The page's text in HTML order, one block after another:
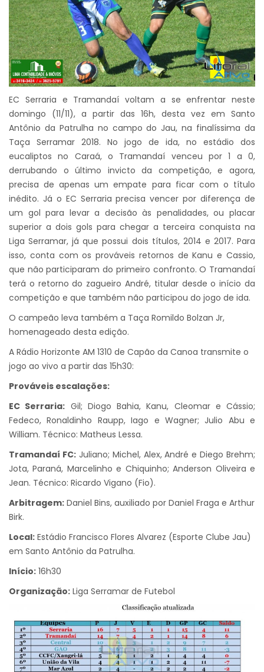
EC Serraria e Tramandaí voltam a se enfrentar neste
domingo (11/11), a partir das 16h, desta vez em Santo
Antônio da Patrulha no campo do Jau, na finalíssima da
Taça Serramar 2018. No jogo de ida, no estádio dos
eucaliptos no Caraá, o Tramandaí venceu por 1 a 0,
derrubando o último invicto da competição, e agora,
precisa de apenas um empate para ficar com o título
inédito. Já o EC Serraria precisa vencer por diferença de
um gol para levar a decisão às penalidades, ou placar
superior a dois gols para chegar a terceira conquista na
Liga Serramar, já que possui dois títulos, 2014 e 2017. Para
isso, conta com os prováveis retornos de Kanu e Cassio,
que não participaram do primeiro confronto. O Tramandaí
terá o retorno do zagueiro André, titular desde o início da
competição e que também não participou do jogo de ida.
O campeão leva também a Taça Romildo Bolzan Jr,
homenageado desta edição.
A Rádio Horizonte AM 1310 de Capão da Canoa transmite o
jogo ao vivo a partir das 15h30:
Prováveis escalações:
EC Serraria: Gil; Diogo Bahia, Kanu, Cleomar e Cássio;
Fedeco, Ronaldinho Raupp, Iago e Wagner; Julio Abu e
William. Técnico: Matheus Lessa.
Tramandaí FC:Juliano; Michel, Alex, André e Diego Brehm;
Jota, Paraná, Marcelinho e Chiquinho; Anderson Oliveira e
Jean. Técnico: Ricardo Vigano (Fio).
Arbitragem: Daniel Bins, auxiliado por Daniel Fraga e Arthur
Birk.
Local: Estádio Francisco Flores Alvarez (Esporte Clube Jau)
em Santo Antônio da Patrulha.
Início: 16h30
Organização: Liga Serramar de Futebol